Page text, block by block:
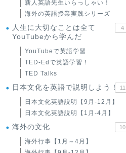
新人英語先生いらっしゃい！
海外の英語授業実践シリーズ
人生に大切なことは全て
YouTubeから学んだ
4
YouTubeで英語学習
TED-Edで英語学習！
TED Talks
日本文化を英語で説明しよう！ 11
日本文化英語説明【9月-12月】
日本文化英語説明【1月-4月】
海外の文化 10
海外行事【1月～4月】